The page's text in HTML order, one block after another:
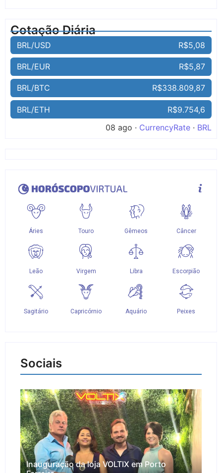
Cotação Diária
BRL/USD R$5,08
BRL/EUR R$5,87
BRL/BTC R$338.809,87
BRL/ETH
R$9.754,6
08 ago · CurrencyRate · BRL
Sociais
Inauguração da loja VOLTIX em Porto